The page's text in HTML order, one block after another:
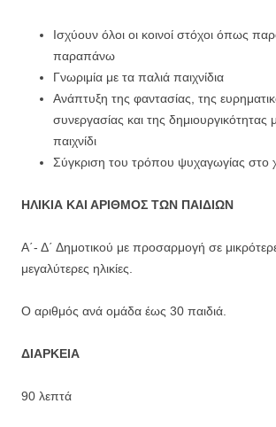
Ισχύουν όλοι οι κοινοί στόχοι όπως
παραπάνω
Γνωριμία με τα παλιά παιχνίδια
Ανάπτυξη της φαντασίας, της
συνεργασίας και της
παιχνίδι
Σύγκριση του τρόπου ψυχαγωγίας στο
ΗΛΙΚΙΑ ΚΑΙ ΑΡΙΘΜΟΣ ΤΩΝ ΠΑΙΔΙΩΝ
Α΄- Δ΄ Δημοτικού με προσαρμογή σε
μεγαλύτερες ηλικίες.
Ο αριθμός ανά ομάδα έως 30 παιδιά.
ΔΙΑΡΚΕΙΑ
90 λεπτά